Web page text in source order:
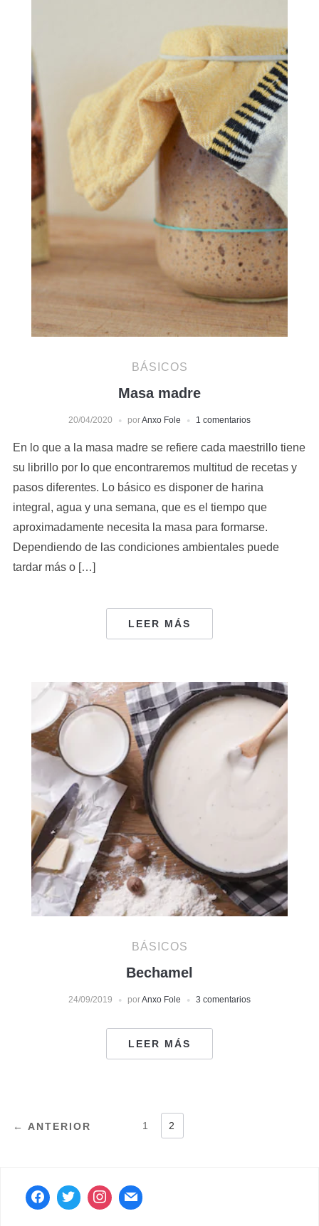
BÁSICOS
Masa madre
20/04/2020 porAnxo Fole 1 comentarios
En lo que a la masa madre se refiere cada maestrillo tiene
su librillo por lo que encontraremos multitud de recetas y
pasos diferentes. Lo básico es disponer de harina
integral, agua y una semana, que es el tiempo que
aproximadamente necesita la masa para formarse.
Dependiendo de las condiciones ambientales puede
tardar más o […]
LEER MÁS
BÁSICOS
Bechamel
24/09/2019 porAnxo Fole 3 comentarios
LEER MÁS
PAGINACIÓN
← ANTERIOR 1 2